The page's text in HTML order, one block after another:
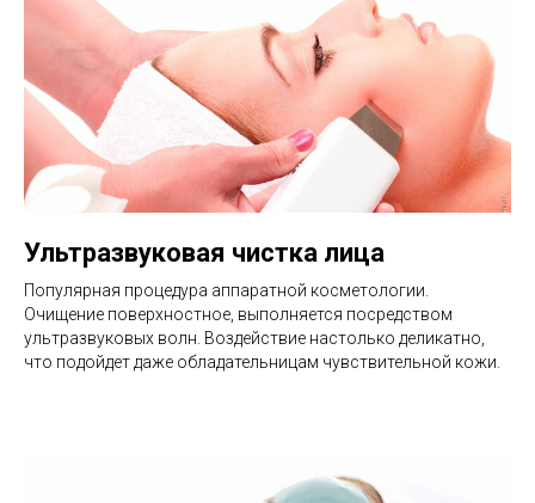
Ультразвуковая чистка лица
Популярная процедура аппаратной косметологии.
Очищение поверхностное, выполняется посредством
ультразвуковых волн. Воздействие настолько деликатно,
что подойдет даже обладательницам чувствительной кожи.